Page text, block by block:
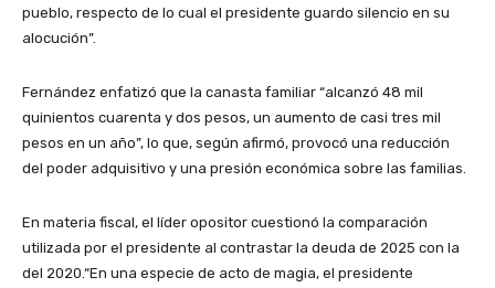
pueblo, respecto de lo cual el presidente guardo silencio en su
alocución”.
Fernández enfatizó que la canasta familiar “alcanzó 48 mil
quinientos cuarenta y dos pesos, un aumento de casi tres mil
pesos en un año”, lo que, según afirmó, provocó una reducción
del poder adquisitivo y una presión económica sobre las familias.
En materia fiscal, el líder opositor cuestionó la comparación
utilizada por el presidente al contrastar la deuda de 2025 con la
del 2020.“En una especie de acto de magia, el presidente